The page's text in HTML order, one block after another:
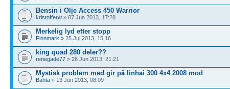
Bensin i Olje Access 450 Warrior
kristofferw » 07 Jun 2013, 17:28
Merkelig lyd etter stopp
Finnmark » 25 Jul 2013, 15:16
king quad 280 deler??
renegade77 » 26 Jun 2013, 21:21
Mystisk problem med gir på linhai 300 4x4 2008 mod
Bahta » 13 Jun 2013, 08:09